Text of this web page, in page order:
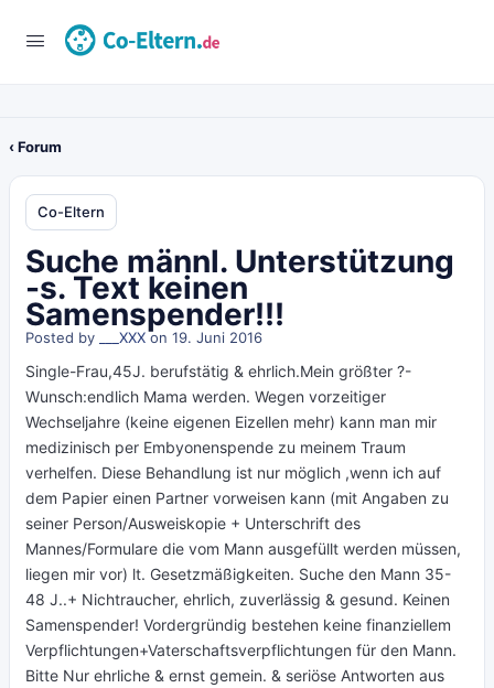
‹ Forum
Co-Eltern
Suche männl. Unterstützung
-s. Text keinen
Samenspender!!!
Posted by ___XXXon 19. Juni 2016
Single-Frau,45J. berufstätig & ehrlich.Mein größter ?-
Wunsch:endlich Mama werden. Wegen vorzeitiger
Wechseljahre (keine eigenen Eizellen mehr) kann man mir
medizinisch per Embyonenspende zu meinem Traum
verhelfen. Diese Behandlung ist nur möglich ,wenn ich auf
dem Papier einen Partner vorweisen kann (mit Angaben zu
seiner Person/Ausweiskopie + Unterschrift des
Mannes/Formulare die vom Mann ausgefüllt werden müssen,
liegen mir vor) lt. Gesetzmäßigkeiten. Suche den Mann 35-
48 J..+ Nichtraucher, ehrlich, zuverlässig & gesund. Keinen
Samenspender! Vordergründig bestehen keine finanziellem
Verpflichtungen+Vaterschaftsverpflichtungen für den Mann.
Bitte Nur ehrliche & ernst gemein. & seriöse Antworten aus